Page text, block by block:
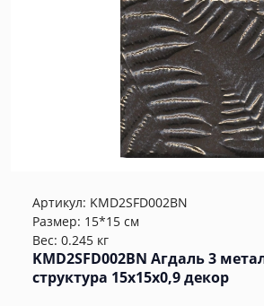
Артикул: KMD2SFD002BN
Размер: 15*15 см
Вес: 0.245 кг
KMD2SFD002BN Агдаль 3
структура 15x15x0,9 декор